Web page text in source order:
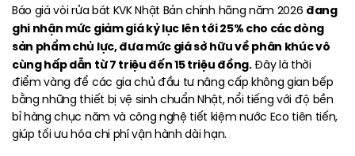
Báo giá vòi rửa bát KVK Nhật Bản chính hãng năm 2026 đang
ghi nhận mức giảm giá kỷ lục lên tới 25% cho các dòng
sản phẩm chủ lực, đưa mức giá sở hữu về phân khúc vô
cùng hấp dẫn từ 7 triệu đến 15 triệu đồng.Đây là thời
điểm vàng để các gia chủ đầu tư nâng cấp không gian bếp
bằng những thiết bị vệ sinh chuẩn Nhật, nổi tiếng với độ bền
bỉ hàng chục năm và công nghệ tiết kiệm nước Eco tiên tiến,
giúp tối ưu hóa chi phí vận hành dài hạn.